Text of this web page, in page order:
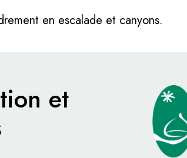
en escalade et canyons.
et